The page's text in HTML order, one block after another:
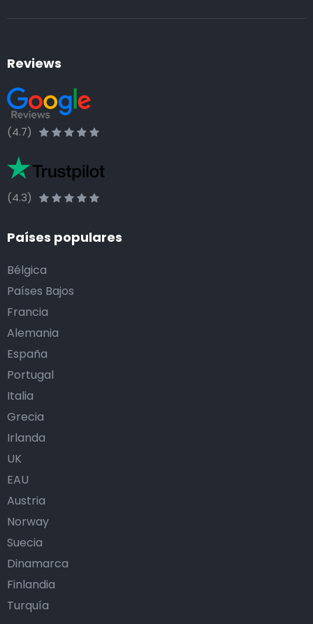
Reviews
(4.7)
(4.3)
Países populares
Bélgica
Países Bajos
Francia
Alemania
España
Portugal
Italia
Grecia
Irlanda
UK
EAU
Austria
Norway
Suecia
Dinamarca
Finlandia
Turquía